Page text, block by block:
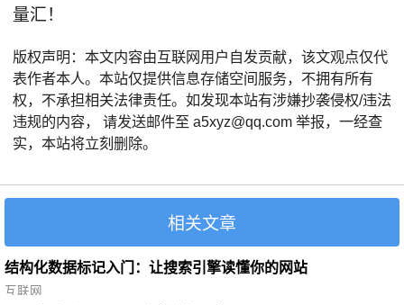
量汇！
版权声明：本文内容由互联网用户自发贡献，该文观点仅代
表作者本人。本站仅提供信息存储空间服务，不拥有所有
权，不承担相关法律责任。如发现本站有涉嫌抄袭侵权/违法
违规的内容， 请发送邮件至 a5xyz@qq.com 举报，一经查
实，本站将立刻删除。
相关文章
结构化数据标记入门：让搜索引擎读懂你的网站
互联网